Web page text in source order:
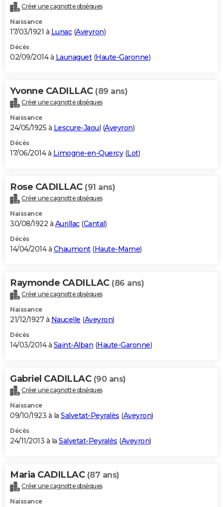
Créer une cagnotte obsèques
Naissance
17/03/1921 à Lunac(Aveyron)
Décès
02/09/2014 à Launaguet(Haute-Garonne)
Yvonne CADILLAC (89 ans)
Créer une cagnotte obsèques
Naissance
24/05/1925 à Lescure-Jaoul (Aveyron)
Décès
17/06/2014 à Limogne-en-Quercy(Lot)
Rose CADILLAC (91 ans)
Créer une cagnotte obsèques
Naissance
30/08/1922 à Aurillac(Cantal)
Décès
14/04/2014 à Chaumont(Haute-Marne)
Raymonde CADILLAC (86 ans)
Créer une cagnotte obsèques
Naissance
21/12/1927 à Naucelle (Aveyron)
Décès
14/03/2014 à Saint-Alban (Haute-Garonne)
Gabriel CADILLAC (90 ans)
Créer une cagnotte obsèques
Naissance
09/10/1923 à la Salvetat-Peyralès (Aveyron)
Décès
24/11/2013 à la Salvetat-Peyralès (Aveyron)
Maria CADILLAC (87 ans)
Créer une cagnotte obsèques
Naissance